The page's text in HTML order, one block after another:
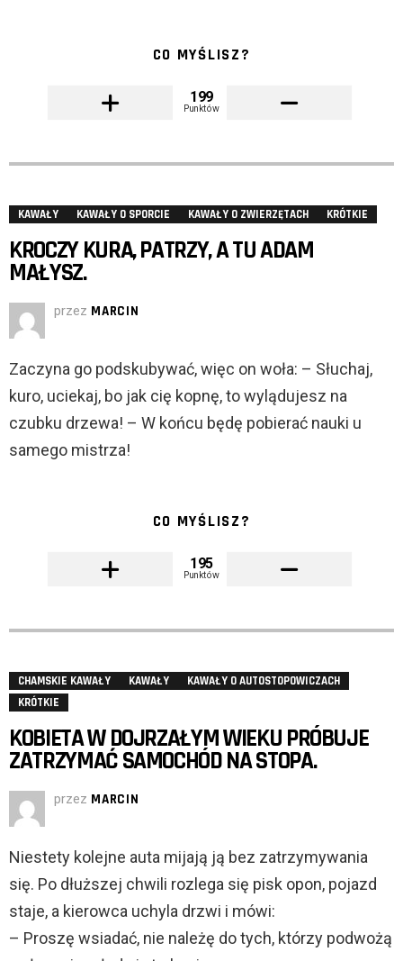
CO MYŚLISZ?
199
Punktów
KAWAŁY KAWAŁY O SPORCIE KAWAŁY O ZWIERZĘTACH KRÓTKIE
KROCZY KURA, PATRZY, A TU ADAM
MAŁYSZ.
przez MARCIN
Zaczyna go podskubywać, więc on woła: – Słuchaj,
kuro, uciekaj, bo jak cię kopnę, to wylądujesz na
czubku drzewa! – W końcu będę pobierać nauki u
samego mistrza!
CO MYŚLISZ?
195
Punktów
CHAMSKIE KAWAŁY KAWAŁY
KAWAŁY O AUTOSTOPOWICZACH
KRÓTKIE
KOBIETA W DOJRZAŁYM WIEKU PRÓBUJE
ZATRZYMAĆ SAMOCHÓD NA STOPA.
przez MARCIN
Niestety kolejne auta mijają ją bez zatrzymywania
się. Po dłuższej chwili rozlega się pisk opon, pojazd
staje, a kierowca uchyla drzwi i mówi:
– Proszę wsiadać, nie należę do tych, którzy podwożą